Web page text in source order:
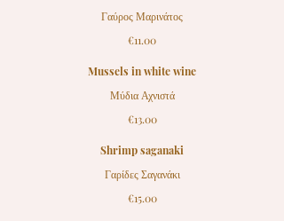
Γαύρος Μαρινάτος
€11.00
Mussels in white wine
Μύδια Αχνιστά
€13.00
Shrimp saganaki
Γαρίδες Σαγανάκι
€15.00